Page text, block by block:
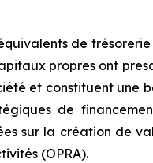
de trésorerie
propres ont
et constituent une
de
sur la création de
(OPRA).